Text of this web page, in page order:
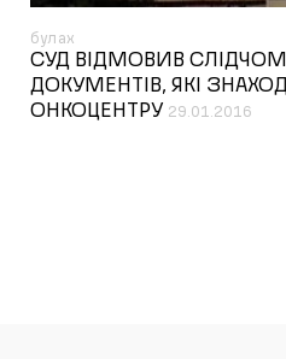
булах
СУД ВІДМОВИВ
ДОКУМЕНТІВ, ЯКІ
ОНКОЦЕНТРУ 29.01.2016